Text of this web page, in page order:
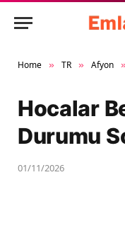
Home » TR » Afyon
Hocalar
Durumu
01/11/2026